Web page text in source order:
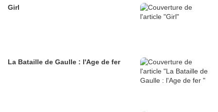
Girl
La Bataille de Gaulle : l'Age de fer